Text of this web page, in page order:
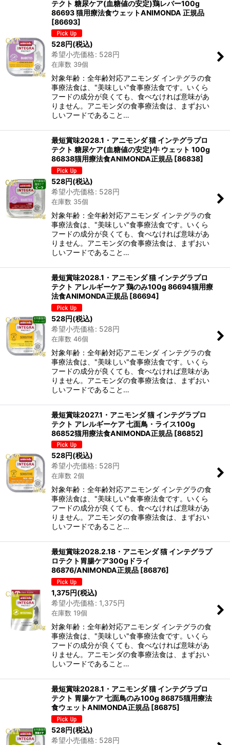
テクト 糖尿ケア(血糖値の安定)鶏レバー100g
86693 猫用療法食ウェットANIMONDA 正規品
[86693]
528円(税込)
希望小売価格: 528円
在庫数 39個
対象年齢：全年齢対応アニモンダ インテグラの食
事療法食は、"美味しい"食事療法食です。いくら
フードの成分が良くても、食べなければ意味があ
りません。アニモンダの食事療法食は、まずおい
しいフードであること…
最短賞味2028.1・アニモンダ 猫 インテグラプロ
テクト 糖尿ケア(血糖値の安定)牛 ウェット 100g
86838猫用療法食ANIMONDA正規品 [86838]
528円(税込)
希望小売価格: 528円
在庫数 35個
対象年齢：全年齢対応アニモンダ インテグラの食
事療法食は、"美味しい"食事療法食です。いくら
フードの成分が良くても、食べなければ意味があ
りません。アニモンダの食事療法食は、まずおい
しいフードであること…
最短賞味2028.1・アニモンダ 猫 インテグラプロ
テクト アレルギーケア 鶏のみ100g 86694猫用療
法食ANIMONDA正規品 [86694]
528円(税込)
希望小売価格: 528円
在庫数 46個
対象年齢：全年齢対応アニモンダ インテグラの食
事療法食は、"美味しい"食事療法食です。いくら
フードの成分が良くても、食べなければ意味があ
りません。アニモンダの食事療法食は、まずおい
しいフードであること…
最短賞味2027.1・アニモンダ 猫 インテグラプロ
テクト アレルギーケア 七面鳥・ライス100g
86852猫用療法食ANIMONDA正規品 [86852]
528円(税込)
希望小売価格: 528円
在庫数 2個
対象年齢：全年齢対応アニモンダ インテグラの食
事療法食は、"美味しい"食事療法食です。いくら
フードの成分が良くても、食べなければ意味があ
りません。アニモンダの食事療法食は、まずおい
しいフードであること…
最短賞味2028.2.18・アニモンダ 猫 インテグラプ
ロテクト胃腸ケア300gドライ
86876/ANIMONDA正規品 [86876]
1,375円(税込)
希望小売価格: 1,375円
在庫数 19個
対象年齢：全年齢対応アニモンダ インテグラの食
事療法食は、"美味しい"食事療法食です。いくら
フードの成分が良くても、食べなければ意味があ
りません。アニモンダの食事療法食は、まずおい
しいフードであること…
最短賞味2028.1・アニモンダ 猫 インテグラプロ
テクト 胃腸ケア 七面鳥のみ100g 86875猫用療法
食ウェットANIMONDA正規品 [86875]
528円(税込)
希望小売価格: 528円